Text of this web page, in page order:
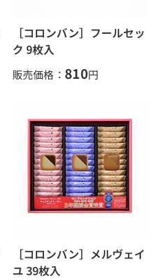
［コロンバン］フールセッ
ク 9枚入
販売価格： 810円
［コロンバン］メルヴェイ
ユ 39枚入